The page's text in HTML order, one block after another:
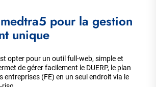
pour la gestion
unique
opter pour un outil full-web, simple et
de gérer facilement le DUERP, le plan
entreprises (FE) en un seul endroit via le